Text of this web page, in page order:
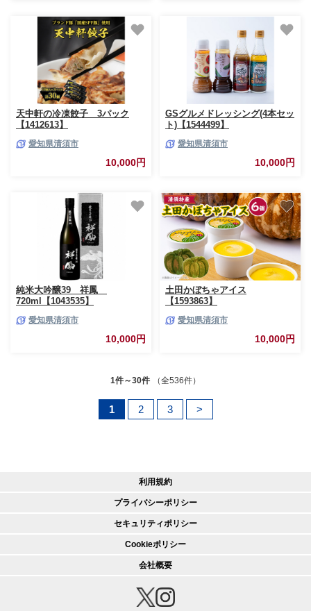
天中軒の冷凍餃子 3パック
【1412613】
愛知県清須市
10,000円
GSグルメドレッシング(4本セッ
ト)【1544499】
愛知県清須市
10,000円
純米大吟醸39 祥鳳
720ml【1043535】
愛知県清須市
10,000円
土田かぼちゃアイス
【1593863】
愛知県清須市
10,000円
1件～30件 （全536件）
1 2 3 >
利用規約
プライバシーポリシー
セキュリティポリシー
Cookieポリシー
会社概要